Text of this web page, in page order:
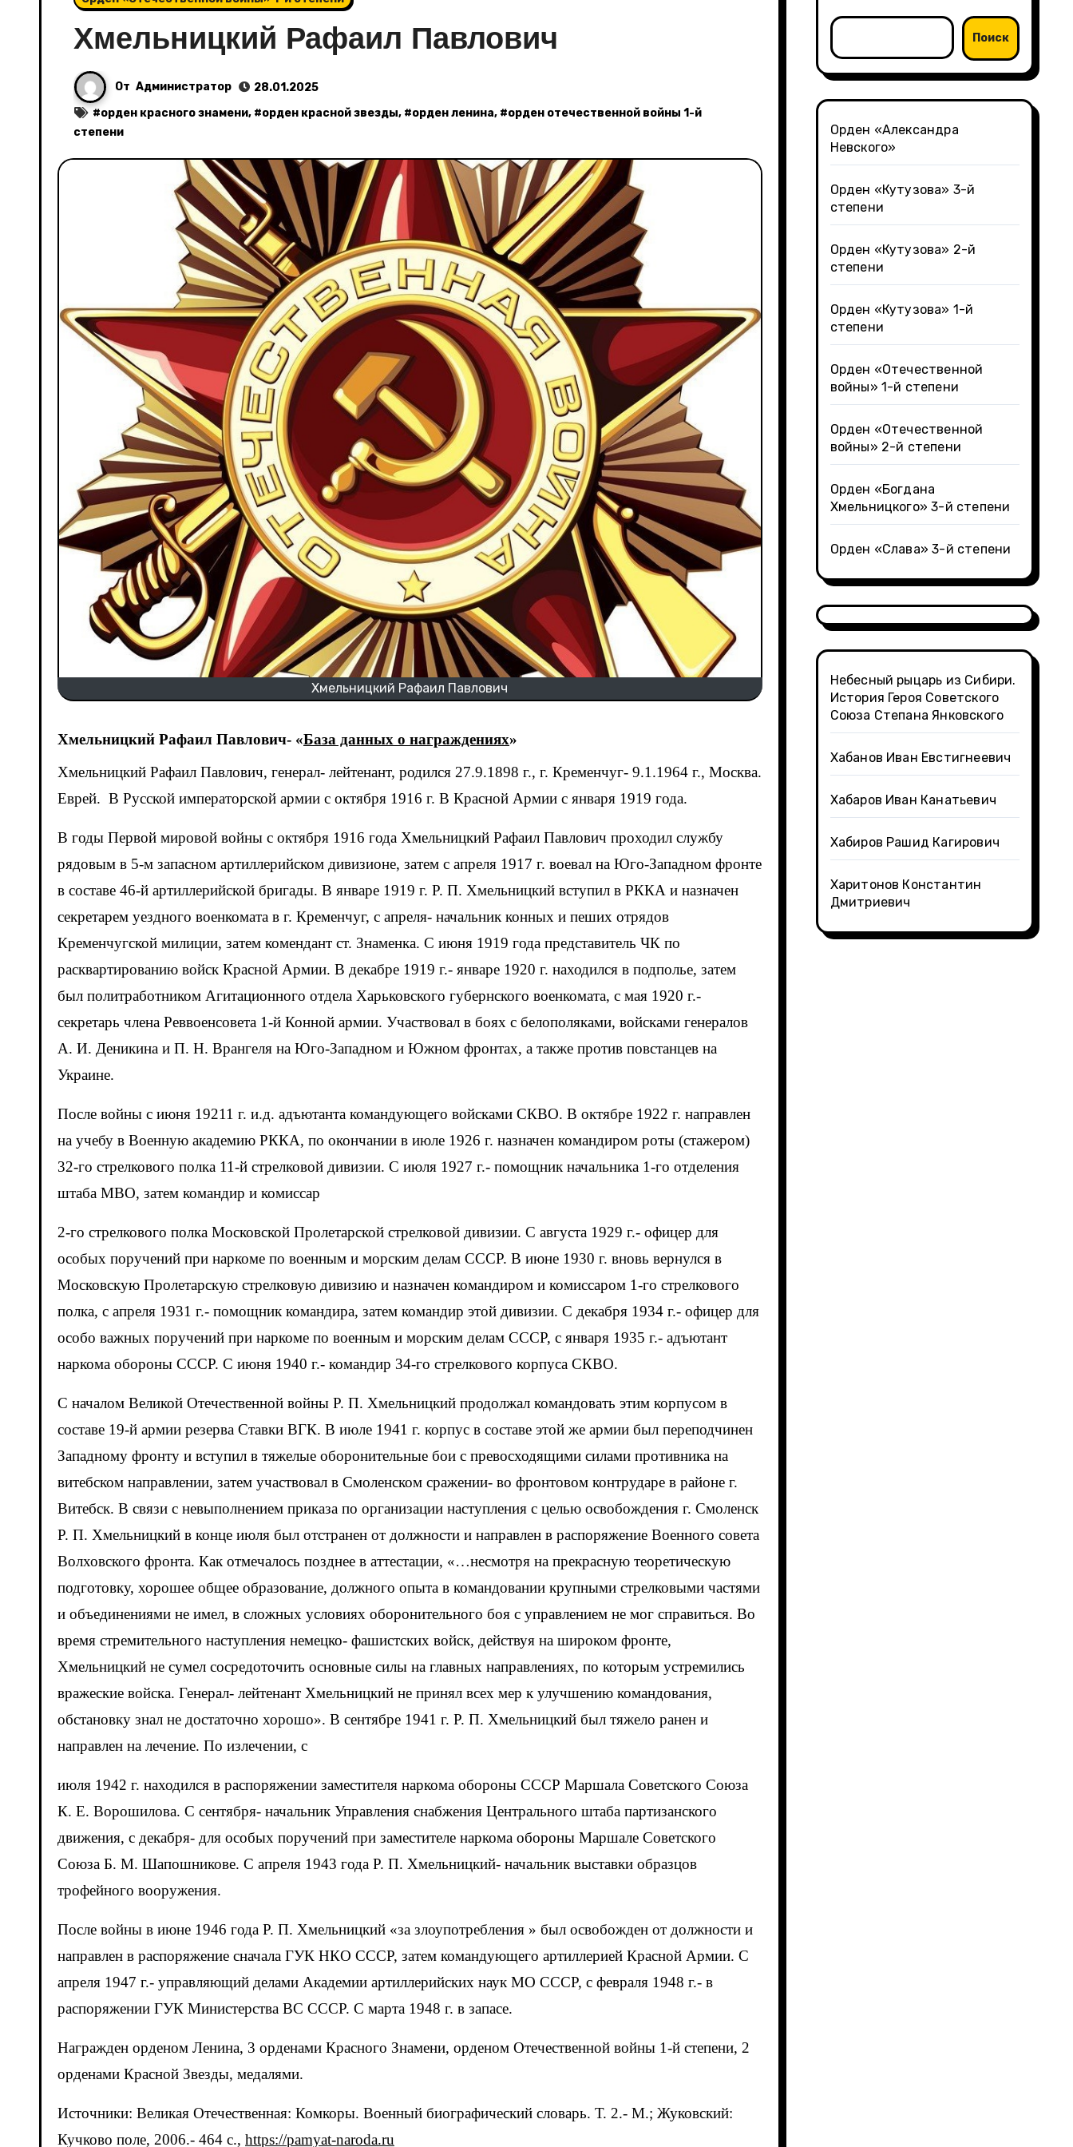
Хмельницкий Рафаил Павлович
От Администратор
28.01.2025
#орден красного знамени, #орден красной звезды, #орден ленина, #орден отечественной войны 1-й
степени
Хмельницкий Рафаил Павлович
Хмельницкий Рафаил Павлович- «База данных о награждениях»
Хмельницкий Рафаил Павлович, генерал- лейтенант, родился 27.9.1898 г., г. Кременчуг- 9.1.1964 г., Москва.
Еврей. В Русской императорской армии с октября 1916 г. В Красной Армии с января 1919 года.
В годы Первой мировой войны с октября 1916 года Хмельницкий Рафаил Павлович проходил службу
рядовым в 5-м запасном артиллерийском дивизионе, затем с апреля 1917 г. воевал на Юго-Западном фронте
в составе 46-й артиллерийской бригады. В январе 1919 г. Р. П. Хмельницкий вступил в РККА и назначен
секретарем уездного военкомата в г. Кременчуг, с апреля- начальник конных и пеших отрядов
Кременчугской милиции, затем комендант ст. Знаменка. С июня 1919 года представитель ЧК по
расквартированию войск Красной Армии. В декабре 1919 г.- январе 1920 г. находился в подполье, затем
был политработником Агитационного отдела Харьковского губернского военкомата, с мая 1920 г.-
секретарь члена Реввоенсовета 1-й Конной армии. Участвовал в боях с белополяками, войсками генералов
А. И. Деникина и П. Н. Врангеля на Юго-Западном и Южном фронтах, а также против повстанцев на
Украине.
После войны с июня 19211 г. и.д. адъютанта командующего войсками СКВО. В октябре 1922 г. направлен
на учебу в Военную академию РККА, по окончании в июле 1926 г. назначен командиром роты (стажером)
32-го стрелкового полка 11-й стрелковой дивизии. С июля 1927 г.- помощник начальника 1-го отделения
штаба МВО, затем командир и комиссар
2-го стрелкового полка Московской Пролетарской стрелковой дивизии. С августа 1929 г.- офицер для
особых поручений при наркоме по военным и морским делам СССР. В июне 1930 г. вновь вернулся в
Московскую Пролетарскую стрелковую дивизию и назначен командиром и комиссаром 1-го стрелкового
полка, с апреля 1931 г.- помощник командира, затем командир этой дивизии. С декабря 1934 г.- офицер для
особо важных поручений при наркоме по военным и морским делам СССР, с января 1935 г.- адъютант
наркома обороны СССР. С июня 1940 г.- командир 34-го стрелкового корпуса СКВО.
С началом Великой Отечественной войны Р. П. Хмельницкий продолжал командовать этим корпусом в
составе 19-й армии резерва Ставки ВГК. В июле 1941 г. корпус в составе этой же армии был переподчинен
Западному фронту и вступил в тяжелые оборонительные бои с превосходящими силами противника на
витебском направлении, затем участвовал в Смоленском сражении- во фронтовом контрударе в районе г.
Витебск. В связи с невыполнением приказа по организации наступления с целью освобождения г. Смоленск
Р. П. Хмельницкий в конце июля был отстранен от должности и направлен в распоряжение Военного совета
Волховского фронта. Как отмечалось позднее в аттестации, «…несмотря на прекрасную теоретическую
подготовку, хорошее общее образование, должного опыта в командовании крупными стрелковыми частями
и объединениями не имел, в сложных условиях оборонительного боя с управлением не мог справиться. Во
время стремительного наступления немецко- фашистских войск, действуя на широком фронте,
Хмельницкий не сумел сосредоточить основные силы на главных направлениях, по которым устремились
вражеские войска. Генерал- лейтенант Хмельницкий не принял всех мер к улучшению командования,
обстановку знал не достаточно хорошо». В сентябре 1941 г. Р. П. Хмельницкий был тяжело ранен и
направлен на лечение. По излечении, с
июля 1942 г. находился в распоряжении заместителя наркома обороны СССР Маршала Советского Союза
К. Е. Ворошилова. С сентября- начальник Управления снабжения Центрального штаба партизанского
движения, с декабря- для особых поручений при заместителе наркома обороны Маршале Советского
Союза Б. М. Шапошникове. С апреля 1943 года Р. П. Хмельницкий- начальник выставки образцов
трофейного вооружения.
После войны в июне 1946 года Р. П. Хмельницкий «за злоупотребления » был освобожден от должности и
направлен в распоряжение сначала ГУК НКО СССР, затем командующего артиллерией Красной Армии. С
апреля 1947 г.- управляющий делами Академии артиллерийских наук МО СССР, с февраля 1948 г.- в
распоряжении ГУК Министерства ВС СССР. С марта 1948 г. в запасе.
Награжден орденом Ленина, 3 орденами Красного Знамени, орденом Отечественной войны 1-й степени, 2
орденами Красной Звезды, медалями.
Источники: Великая Отечественная: Комкоры. Военный биографический словарь. Т. 2.- М.; Жуковский:
Кучково поле, 2006.- 464 с., https://pamyat-naroda.ru
Поиск
Орден «Александра
Невского»
Орден «Кутузова» 3-й
степени
Орден «Кутузова» 2-й
степени
Орден «Кутузова» 1-й
степени
Орден «Отечественной
войны» 1-й степени
Орден «Отечественной
войны» 2-й степени
Орден «Богдана
Хмельницкого» 3-й степени
Орден «Слава» 3-й степени
Небесный рыцарь из Сибири.
История Героя Советского
Союза Степана Янковского
Хабанов Иван Евстигнеевич
Хабаров Иван Канатьевич
Хабиров Рашид Кагирович
Харитонов Константин
Дмитриевич